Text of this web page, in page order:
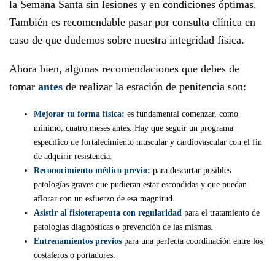
la Semana Santa sin lesiones y en condiciones óptimas.
También es recomendable pasar por consulta clínica en
caso de que dudemos sobre nuestra integridad física.
Ahora bien, algunas recomendaciones que debes de
tomar antes de realizar la estación de penitencia son:
Mejorar tu forma física: es fundamental comenzar, como
mínimo, cuatro meses antes. Hay que seguir un programa
específico de fortalecimiento muscular y cardiovascular con el fin
de adquirir resistencia.
Reconocimiento médico previo: para descartar posibles
patologías graves que pudieran estar escondidas y que puedan
aflorar con un esfuerzo de esa magnitud.
Asistir al fisioterapeuta con regularidad para el tratamiento de
patologías diagnósticas o prevención de las mismas.
Entrenamientos previos para una perfecta coordinación entre los
costaleros o portadores.